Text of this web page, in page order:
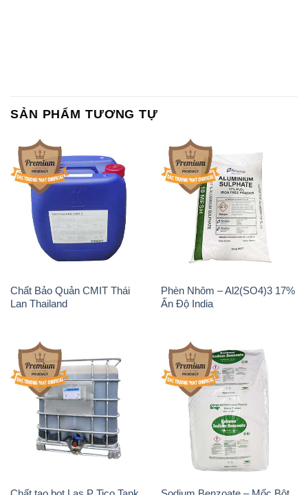
Chất Bảo Quản CMIT Thái
Lan Thailand
Phèn Nhôm – Al2(SO4)3 17%
Ấn Độ India
Chất tạo bọt Las P Tico Tank
IBC Bồn Việt Nam
Sodium Benzoate – Mốc Bột
Kalama Food Grade Mỹ Usa